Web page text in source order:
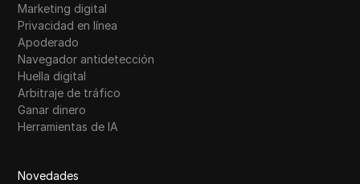
Marketing digital
Privacidad en línea
Apoderado
Navegador antidetección
Huella digital
Arbitraje de tráfico
Ganar dinero
Herramientas de IA
Novedades